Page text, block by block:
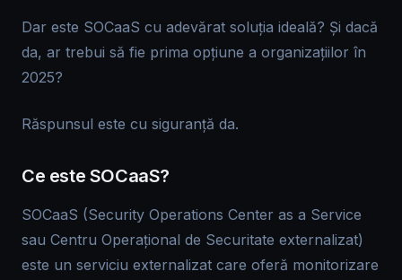
Dar este SOCaaS cu adevărat soluția ideală? Și dacă
da, ar trebui să fie prima opțiune a organizațiilor în
2025?
Răspunsul este cu siguranță da.
Ce este SOCaaS?
SOCaaS (Security Operations Center as a Service
sau Centru Operațional de Securitate externalizat)
este un serviciu externalizat care oferă monitorizare